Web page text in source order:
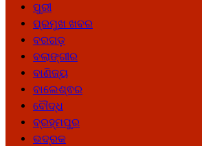
ପୁରୀ
ପ୍ରମୁଖ ଖବର
ବରଗଡ଼
ବଲାଙ୍ଗୀର
ବାଣିଜ୍ୟ
ବାଲେଶ୍ଵର
ବୌଦ୍ଧ
ବ୍ରହ୍ମପୁର
ଭଦ୍ରକ